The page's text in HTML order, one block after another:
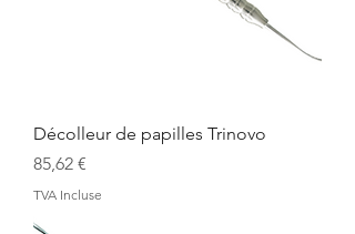
Décolleur de papilles Trinovo
Prix
85,62 €
TVA Incluse